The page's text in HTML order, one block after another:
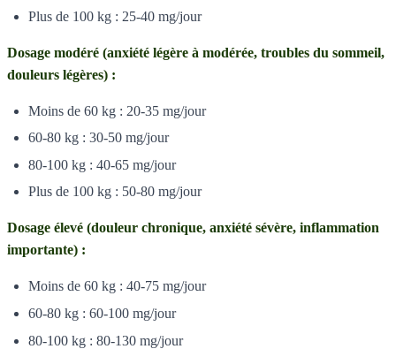
Plus de 100 kg : 25-40 mg/jour
Dosage modéré (anxiété légère à modérée, troubles du sommeil,
douleurs légères) :
Moins de 60 kg : 20-35 mg/jour
60-80 kg : 30-50 mg/jour
80-100 kg : 40-65 mg/jour
Plus de 100 kg : 50-80 mg/jour
Dosage élevé (douleur chronique, anxiété sévère, inflammation
importante) :
Moins de 60 kg : 40-75 mg/jour
60-80 kg : 60-100 mg/jour
80-100 kg : 80-130 mg/jour